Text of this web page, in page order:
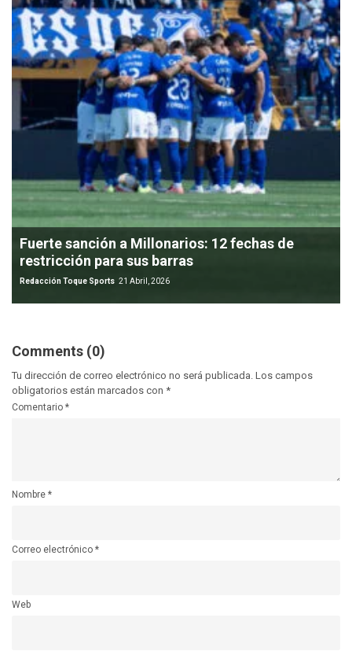
Fuerte sanción a Millonarios: 12 fechas de
restricción para sus barras
Redacción Toque Sports 21 Abril, 2026
Comments (0)
Tu dirección de correo electrónico no será publicada. Los campos
obligatorios están marcados con *
Comentario *
Nombre *
Correo electrónico *
Web